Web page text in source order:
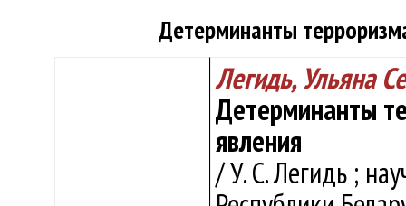
Детерминанты
Легидь, Ульяна
Детерминанты
явления
/ У. С. Легидь ;